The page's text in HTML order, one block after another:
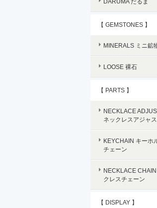
【 GEMSTONES 】
MINERALS ミニ鉱
LOOSE 裸石
【 PARTS 】
NECKLACE
ネックレスアジャ
KEYCHAIN キーホ
チェーン
NECKLACE CHAIN
クレスチェーン
【 DISPLAY 】